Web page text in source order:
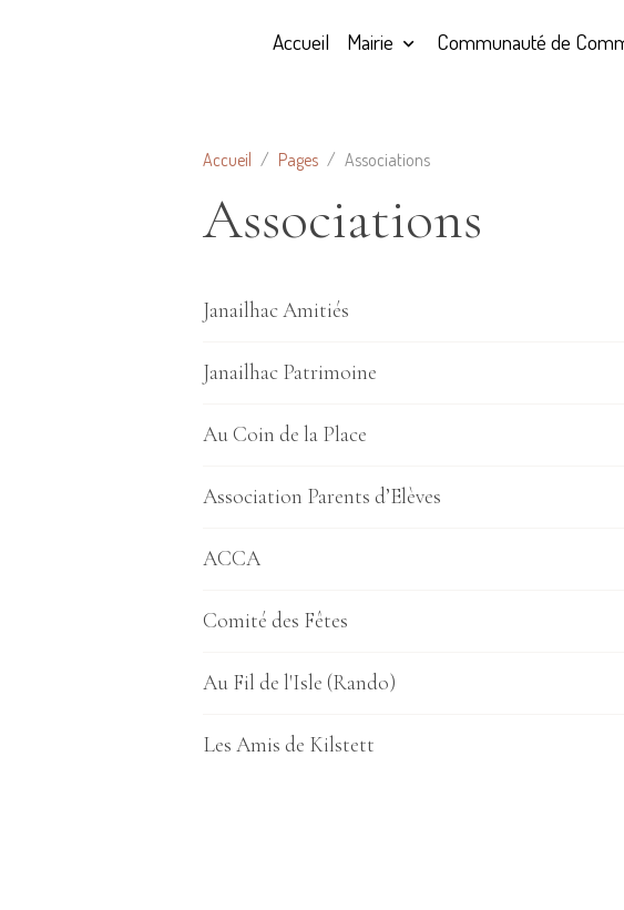
Accueil Mairie Communauté de
Accueil Pages Associations
Associations
Janailhac Amitiés
Janailhac Patrimoine
Au Coin de la Place
Association Parents d’Elèves
ACCA
Comité des Fêtes
Au Fil de l'Isle (Rando)
Les Amis de Kilstett